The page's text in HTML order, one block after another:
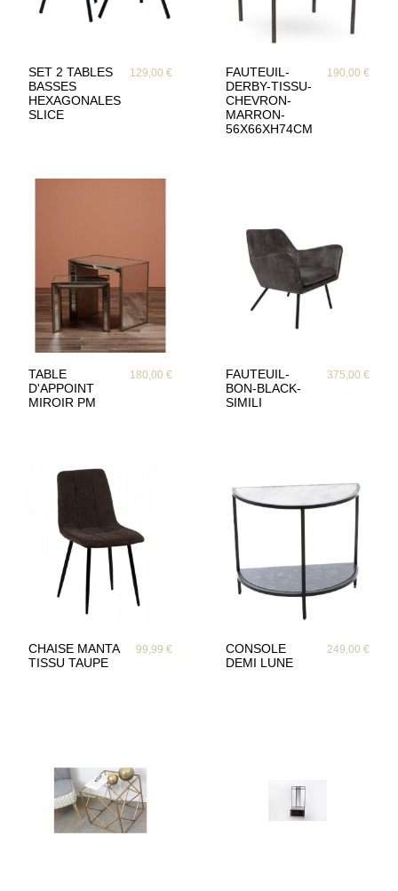
SET 2 TABLES
BASSES
HEXAGONALES
SLICE
129,00 €
FAUTEUIL-
DERBY-TISSU-
CHEVRON-
MARRON-
56X66XH74CM
190,00 €
TABLE
D'APPOINT
MIROIR PM
180,00 €
FAUTEUIL-
BON-BLACK-
SIMILI
375,00 €
CHAISE MANTA
TISSU TAUPE
99,99 €
CONSOLE
DEMI LUNE
249,00 €